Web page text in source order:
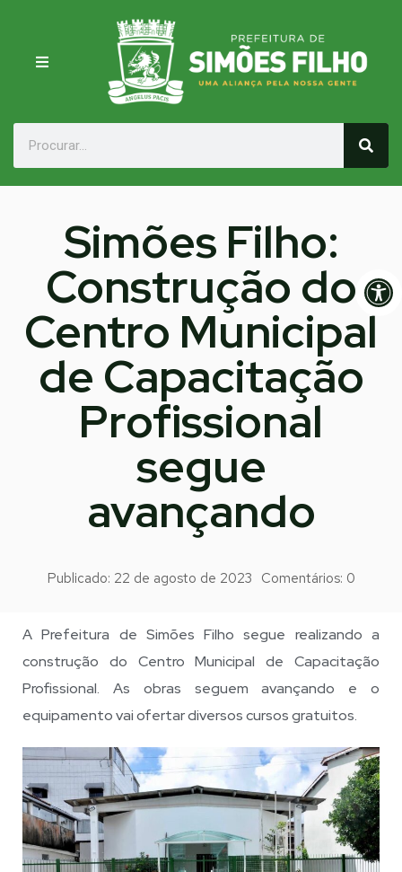
Simões Filho:
Construção do
Centro Municipal
de Capacitação
Profissional
segue
avançando
Publicado: 22 de agosto de 2023 Comentários: 0
A Prefeitura de Simões Filho segue realizando a
construção do Centro Municipal de Capacitação
Profissional. As obras seguem avançando e o
equipamento vai ofertar diversos cursos gratuitos.